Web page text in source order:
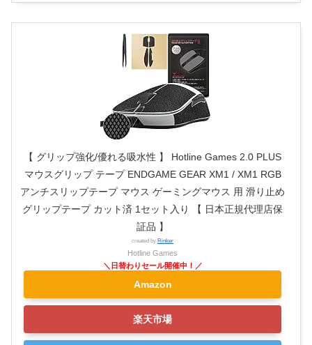
【 グリップ強化/優れる吸水性 】 Hotline Games 2.0 PLUS
マウスグリップ テープ ENDGAME GEAR XM1 / XM1 RGB
アンチスリップテープ マウス ゲーミングマウス 用 滑り止め
グリップテープ カット済 1セット入り 【 日本正規代理店保
証品 】
created by Rinker
Hotline Games
Amazon
楽天市場